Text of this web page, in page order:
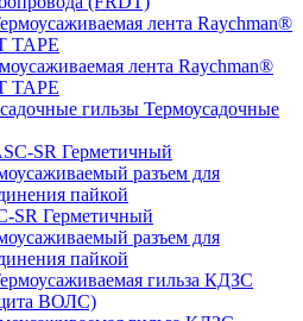
лента Raychman®
TAPE
Термоусадочные
Герметичный
разъем для
пайкой